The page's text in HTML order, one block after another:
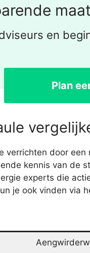
en
Plan
verrichten door
kennis van de
experts die
je ook vinden via